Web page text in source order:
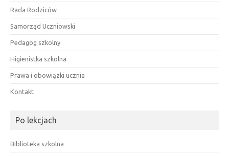
Rada Rodziców
Samorząd Uczniowski
Pedagog szkolny
Higienistka szkolna
Prawa i obowiązki ucznia
Kontakt
Po lekcjach
Biblioteka szkolna